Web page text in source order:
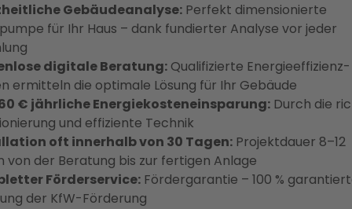
Gebäudeanalyse: Perfekt dimensionierte
für Ihr Haus – dank fundierter Analyse vor jeder
digitale Beratung: Qualifizierte Energieeffizienz-
ermitteln die optimale Lösung für Ihr Gebäude
€ jährliche Energiekosteneinsparung: Durch die
und effiziente Technik
oft innerhalb von 30 Tagen: Projektdauer 8–12
von der Beratung bis zur fertigen Anlage
Förderservice: Fördergarantie – 100 %
der KfW-Förderung